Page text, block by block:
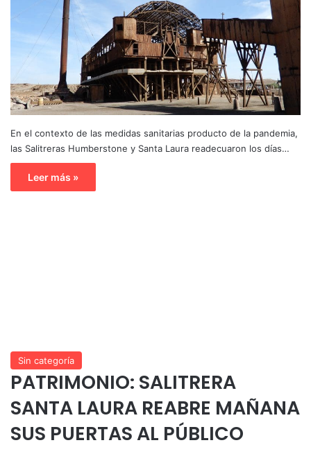
En el contexto de las medidas sanitarias producto de la pandemia,
las Salitreras Humberstone y Santa Laura readecuaron los días…
Leer más »
Sin categoría
PATRIMONIO: SALITRERA
SANTA LAURA REABRE MAÑANA
SUS PUERTAS AL PÚBLICO